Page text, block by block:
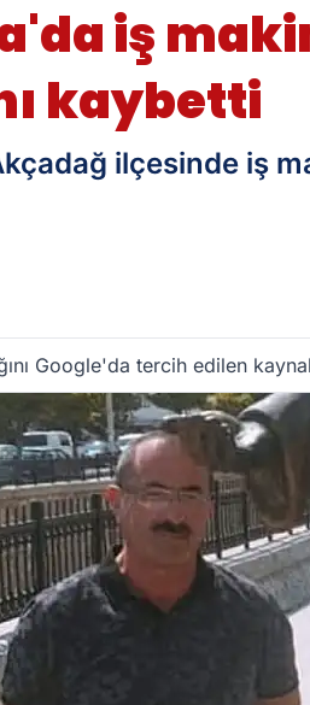
iş
kaybetti
ilçesinde iş
Google'da tercih edilen